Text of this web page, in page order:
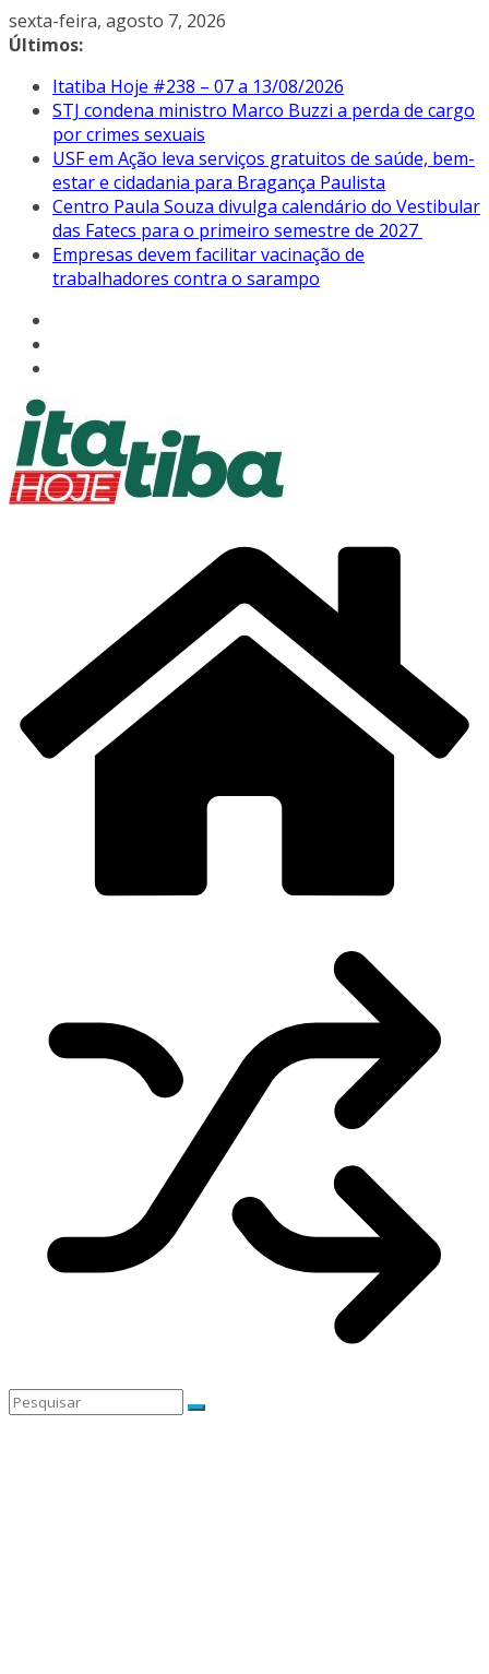
Pular
para
conteúdo
sexta-feira, agosto 7, 2026
Últimos:
Itatiba Hoje #238 – 07 a 13/08/2026
STJ condena ministro Marco Buzzi a perda de cargo
por crimes sexuais
USF em Ação leva serviços gratuitos de saúde, bem-
estar e cidadania para Bragança Paulista
Centro Paula Souza divulga calendário do Vestibular
das Fatecs para o primeiro semestre de 2027
Empresas devem facilitar vacinação de
trabalhadores contra o sarampo